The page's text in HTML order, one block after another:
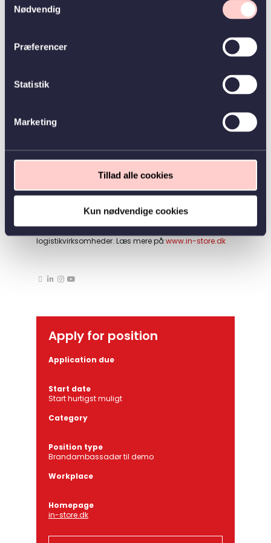
Nødvendig
Præferencer
Statistik
Marketing
Tillad alle cookies
Kun nødvendige cookies
bil til rådighed.
spørgsmål, er du velkommen til at kontakte HR Anne-
til FMCG, retail og DIY-sektoren. I mere end 30 år har vi
specialiseret os i at skabe synlighed og fremme salg
for nogle af verdens største mærkevarebrands. Med
tilbyder vi skræddersyede løsninger inden for
marketing. IN-STORE A/S er en del af den familieejede
logistikvirksomheder. Læs mere på www.in-store.dk
Apply for position
Application due
Start date
Start hurtigst muligt
Category
Position type
Brandambassadør til demo
Workplace
Homepage
in-store.dk